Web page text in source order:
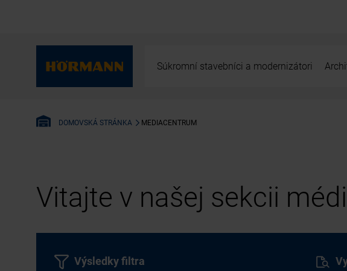
Súkromní stavebníci a modernizátori
DOMOVSKÁ STRÁNKA MEDIACENTRUM
Vitajte v našej sekcii
Výsledky filtra